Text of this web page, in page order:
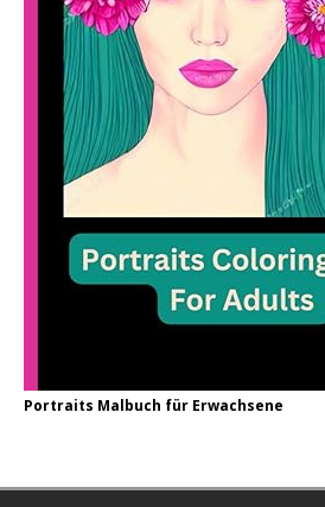
Portraits Malbuch für Erwachsene